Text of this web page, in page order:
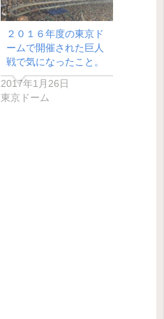
２０１６年度の東京ド
ームで開催された巨人
戦で気になったこと。
2017年1月26日
東京ドーム